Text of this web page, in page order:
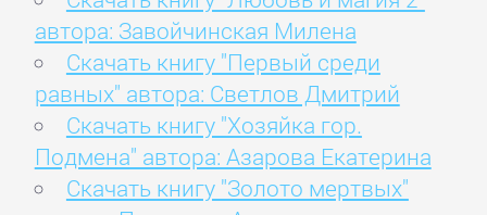
автора: Завойчинская Милена
Скачать книгу "Первый среди
равных" автора: Светлов Дмитрий
Скачать книгу "Хозяйка гор.
Подмена" автора: Азарова Екатерина
Скачать книгу "Золото мертвых"